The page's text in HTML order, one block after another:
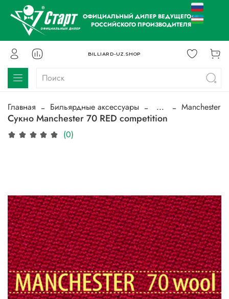
ОФИЦИАЛЬНЫЙ ДИЛЕР ВЕДУЩЕГО
РОССИЙСКОГО ПРОИЗВОДИТЕЛЯ
BILLIARD-UZ.SHOP
Главная Бильярдные аксессуары ... Manchester
Сукно Manchester 70 RED competition
(0)